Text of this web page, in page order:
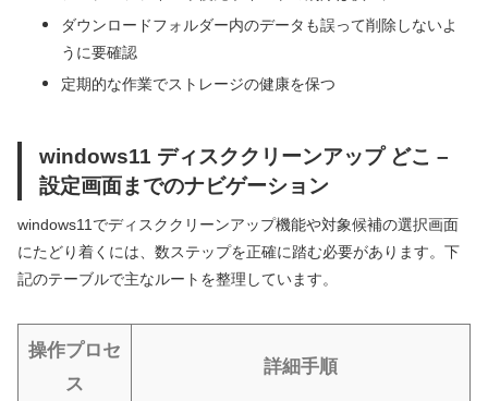
ダウンロードフォルダー内のデータも誤って削除しないよ
うに要確認
定期的な作業でストレージの健康を保つ
windows11 ディスククリーンアップ どこ –
設定画面までのナビゲーション
windows11でディスククリーンアップ機能や対象候補の選択画面
にたどり着くには、数ステップを正確に踏む必要があります。下
記のテーブルで主なルートを整理しています。
操作プロセ
ス
詳細手順